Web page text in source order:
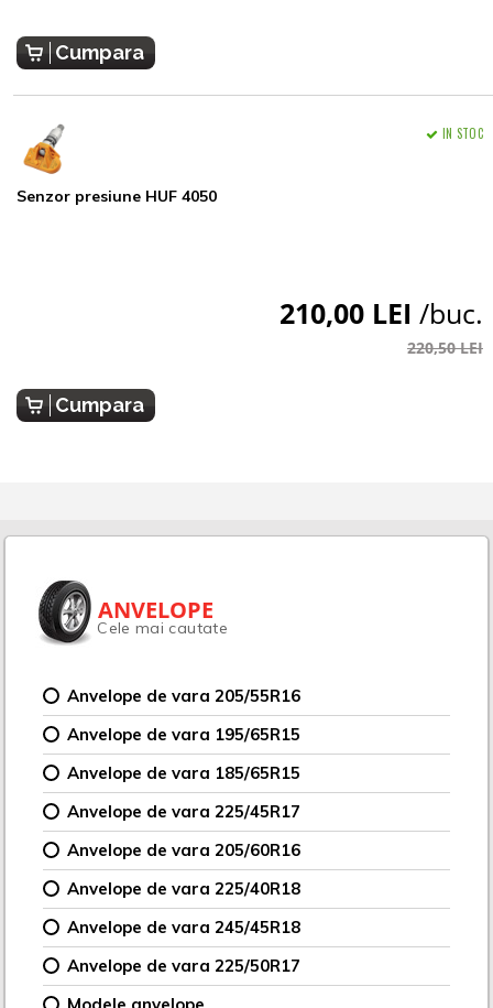
Cumpara
Senzor presiune HUF 4050
IN STOC
210,00 LEI /buc.
220,50 LEI
Cumpara
ANVELOPE
Cele mai cautate
Anvelope de vara 205/55R16
Anvelope de vara 195/65R15
Anvelope de vara 185/65R15
Anvelope de vara 225/45R17
Anvelope de vara 205/60R16
Anvelope de vara 225/40R18
Anvelope de vara 245/45R18
Anvelope de vara 225/50R17